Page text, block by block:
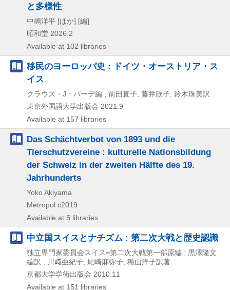
と多様性
中嶋洋平 [ほか] [編]
昭和堂 2026.2
Available at 102 libraries
移民のヨーロッパ史 : ドイツ・オーストリア・ス
イス
クラウス・J・バーデ編 ; 前田直子, 藤井欣子, 鈴木珠美訳
東京外国語大学出版会 2021.9
Available at 157 libraries
Das Schächtverbot von 1893 und die
Tierschutzvereine : kulturelle Nationsbildung
der Schweiz in der zweiten Hälfte des 19.
Jahrhunderts
Yoko Akiyama
Metropol c2019
Available at 5 libraries
中立国スイスとナチズム : 第二次大戦と歴史認識
独立専門家委員会スイス=第二次大戦第一部原編 ; 黒澤隆文
編訳 ; 川﨑亜紀子, 尾崎麻弥子, 穐山洋子訳著
京都大学学術出版会 2010.11
Available at 151 libraries